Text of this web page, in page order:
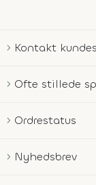
Kontakt
Ofte stillede
Ordrestatus
Nyhedsbrev